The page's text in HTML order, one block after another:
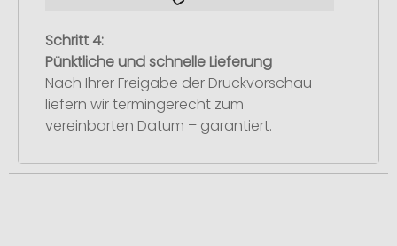
Schritt 4:
Pünktliche und schnelle Lieferung
Nach Ihrer Freigabe der Druckvorschau
liefern wir termingerecht zum
vereinbarten Datum – garantiert.